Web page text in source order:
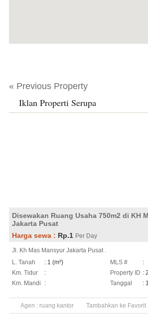
« Previous Property
Iklan Properti Serupa
Disewakan Ruang Usaha 750m2 di KH
Jakarta Pusat
Harga sewa : Rp.1 Per Day
Jl. Kh Mas Mansyur Jakarta Pusat .
L. Tanah
: 1 (m²)
Km. Tidur
:
Km. Mandi
:
MLS #
:
Property ID :
Tanggal
:
Agen : ruang kantor Tambahkan ke Favorit